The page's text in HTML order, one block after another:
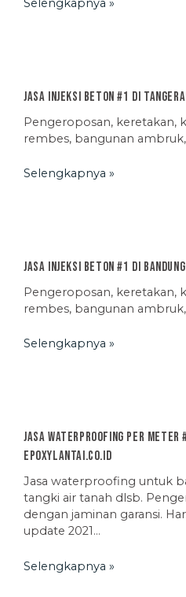
Jasa Injeksi Beton #1 di
Pengeroposan, keretakan,
rembes, bangunan
Selengkapnya »
Jasa Injeksi Beton #1 di
Pengeroposan, keretakan,
rembes, bangunan
Selengkapnya »
Jasa Waterproofing Per Meter
EpoxyLantai.co.id
Jasa waterproofing untuk
tangki air tanah dlsb.
dengan jaminan garansi.
update 2021…
Selengkapnya »